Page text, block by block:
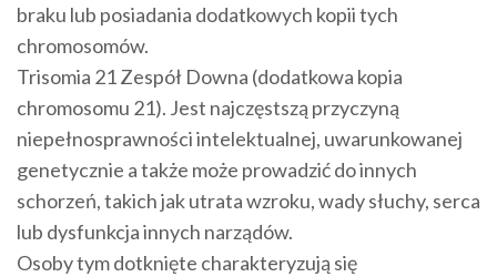
braku lub posiadania dodatkowych kopii tych
chromosomów.
Trisomia 21 Zespół Downa (dodatkowa kopia
chromosomu 21). Jest najczęstszą przyczyną
niepełnosprawności intelektualnej, uwarunkowanej
genetycznie a także może prowadzić do innych
schorzeń, takich jak utrata wzroku, wady słuchy, serca
lub dysfunkcja innych narządów.
Osoby tym dotknięte charakteryzują się